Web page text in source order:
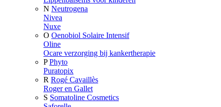
N Neutrogena
Nivea
Nuxe
O Oenobiol Solaire Intensif
Oline
Ocare verzorging bij kankertherapie
P Phyto
Puratopix
R Rogé Cavaillès
Roger en Gallet
S Somatoline Cosmetics